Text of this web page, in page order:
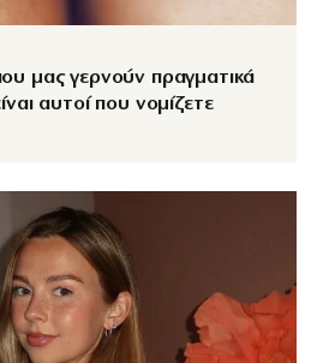
μας γερνούν πραγματικά
αυτοί που νομίζετε